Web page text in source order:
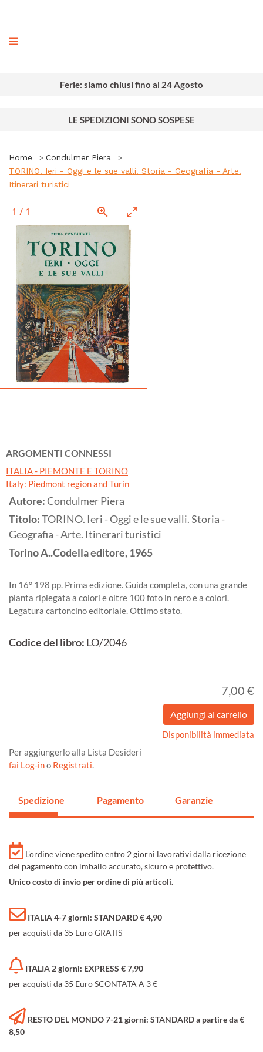
Ferie: siamo chiusi fino al 24 Agosto
LE SPEDIZIONI SONO SOSPESE
Home
Condulmer Piera
TORINO. Ieri - Oggi e le sue valli. Storia - Geografia - Arte.
Itinerari turistici
1 / 1
ARGOMENTI CONNESSI
ITALIA - PIEMONTE E TORINO
Italy: Piedmont region and Turin
Autore:Condulmer Piera
Titolo:TORINO. Ieri - Oggi e le sue valli. Storia -
Geografia - Arte. Itinerari turistici
TorinoA..Codella editore,1965
In 16° 198 pp. Prima edizione. Guida completa, con una grande
pianta ripiegata a colori e oltre 100 foto in nero e a colori.
Legatura cartoncino editoriale. Ottimo stato.
Codice del libro: LO/2046
7,00 €
Disponibilità immediata
Per aggiungerlo alla Lista Desideri
fai Log-ino Registrati.
Spedizione Pagamento Garanzie
L'ordine viene spedito entro 2 giorni lavorativi dalla ricezione
del pagamento con imballo accurato, sicuro e protettivo.
Unico costo di invio per ordine di più articoli.
ITALIA 4-7 giorni: STANDARD € 4,90
per acquisti da 35 Euro GRATIS
ITALIA 2 giorni: EXPRESS € 7,90
per acquisti da 35 Euro SCONTATA A 3 €
RESTO DEL MONDO 7-21 giorni: STANDARD a partire da €
8,50